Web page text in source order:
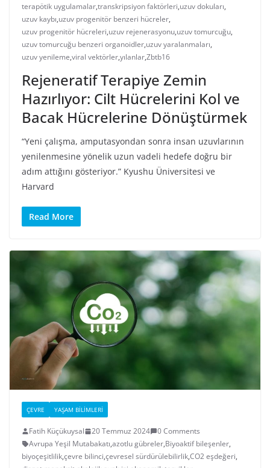
terapötik uygulamalar,transkripsiyon faktörleri,uzuv dokuları,
uzuv kaybı,uzuv progenitör benzeri hücreler,
uzuv progenitör hücreleri,uzuv rejenerasyonu,uzuv tomurcuğu,
uzuv tomurcuğu benzeri organoidler,uzuv yaralanmaları,
uzuv yenileme,viral vektörler,yılanlar,Zbtb16
Rejeneratif Terapiye Zemin
Hazırlıyor: Cilt Hücrelerini Kol ve
Bacak Hücrelerine Dönüştürmek
“Yeni çalışma, amputasyondan sonra insan uzuvlarının
yenilenmesine yönelik uzun vadeli hedefe doğru bir
adım attığını gösteriyor.” Kyushu Üniversitesi ve
Harvard
Read More
ÇEVRE YAŞAM BILIMLERI
Fatih Küçükuysal 20 Temmuz 2024
0 Comments
Avrupa Yeşil Mutabakatı,azotlu gübreler,Biyoaktif bileşenler,
biyoçeşitlilik,çevre bilinci,çevresel sürdürülebilirlik,CO2 eşdeğeri,